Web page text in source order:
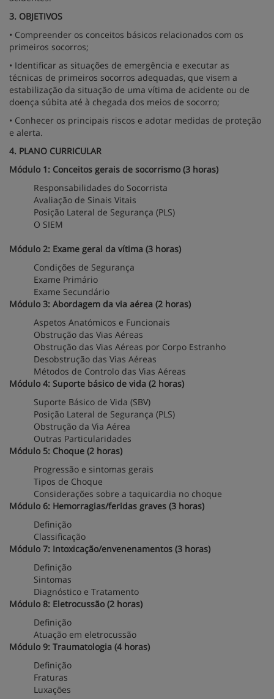
3. OBJETIVOS
• Compreender os conceitos básicos relacionados com os
primeiros socorros;
• Identificar as situações de emergência e executar as
técnicas de primeiros socorros adequadas, que visem a
estabilização da situação de uma vítima de acidente ou de
doença súbita até à chegada dos meios de socorro;
• Conhecer os principais riscos e adotar medidas de proteção
e alerta.
4. PLANO CURRICULAR
Módulo 1: Conceitos gerais de socorrismo (3 horas)
Responsabilidades do Socorrista
Avaliação de Sinais Vitais
Posição Lateral de Segurança (PLS)
O SIEM
Módulo 2: Exame geral da vítima (3 horas)
Condições de Segurança
Exame Primário
Exame Secundário
Módulo 3: Abordagem da via aérea (2 horas)
Aspetos Anatómicos e Funcionais
Obstrução das Vias Aéreas
Obstrução das Vias Aéreas por Corpo Estranho
Desobstrução das Vias Aéreas
Métodos de Controlo das Vias Aéreas
Módulo 4: Suporte básico de vida (2 horas)
Suporte Básico de Vida (SBV)
Posição Lateral de Segurança (PLS)
Obstrução da Via Aérea
Outras Particularidades
Módulo 5: Choque (2 horas)
Progressão e sintomas gerais
Tipos de Choque
Considerações sobre a taquicardia no choque
Módulo 6: Hemorragias/feridas graves (3 horas)
Definição
Classificação
Módulo 7: Intoxicação/envenenamentos (3 horas)
Definição
Sintomas
Diagnóstico e Tratamento
Módulo 8: Eletrocussão (2 horas)
Definição
Atuação em eletrocussão
Módulo 9: Traumatologia (4 horas)
Definição
Fraturas
Luxações